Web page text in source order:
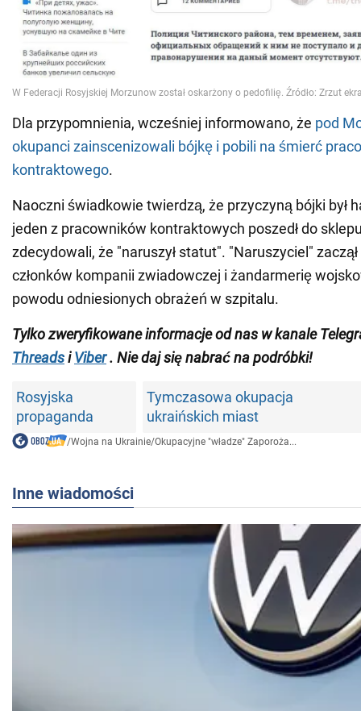
Dla przypomnienia, wcześniej informowano, że pod
okupanci zainscenizowali bójkę i pobili na śmierć
kontraktowego.
Naoczni świadkowie twierdzą, że przyczyną bójki był
jeden z pracowników kontraktowych poszedł do
zdecydowali, że "naruszył statut". "Naruszyciel"
członków kompanii zwiadowczej i żandarmerię
powodu odniesionych obrażeń w szpitalu.
Tylko zweryfikowane informacje od nas w kanale
Threadsi Viber. Nie daj się nabrać na podróbki!
Rosyjska
propaganda
Tymczasowa okupacja
ukraińskich miast
/Wojna na Ukrainie/Okupacyjne "władze" Zaporoża...
Inne wiadomości